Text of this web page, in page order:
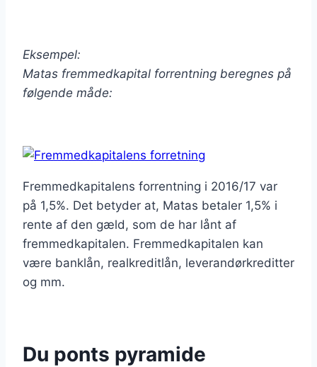
Eksempel:
Matas fremmedkapital forrentning beregnes på
følgende måde:
Fremmedkapitalens forrentning i 2016/17 var
på 1,5%. Det betyder at, Matas betaler 1,5% i
rente af den gæld, som de har lånt af
fremmedkapitalen. Fremmedkapitalen kan
være banklån, realkreditlån, leverandørkreditter
og mm.
Du ponts pyramide